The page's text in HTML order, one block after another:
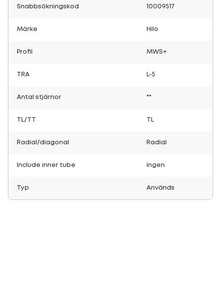
Snabbsökningskod 10009517
Märke Hilo
Profil MWS+
TRA L-5
Antal stjärnor **
TL/TT
Radial/diagonal Radial
Include inner tube ingen
Typ Används